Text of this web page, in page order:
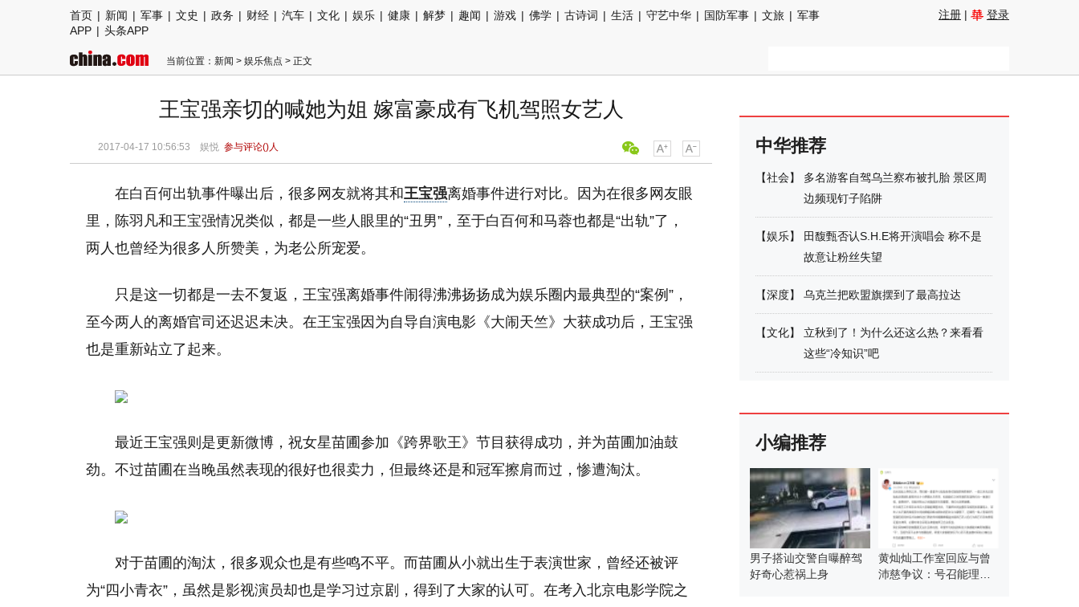
首页 | 新闻 | 军事 | 文史 | 政务 | 财经 | 汽车 | 文化 | 娱乐 | 健康 | 解梦 | 趣闻 | 游戏 | 佛学 | 古诗词 | 生活 | 守艺中华 | 国防军事 | 文旅 | 军事
APP | 头条APP
注册 | 登录
当前位置： 新闻 > 娱乐焦点 > 正文
王宝强亲切的喊她为姐 嫁富豪成有飞机驾照女艺人
2017-04-17 10:56:53 娱悦 参与评论()人
在白百何出轨事件曝出后，很多网友就将其和王宝强离婚事件进行对比。因为在很多网友眼
里，陈羽凡和王宝强情况类似，都是一些人眼里的“丑男”，至于白百何和马蓉也都是“出轨”了，
两人也曾经为很多人所赞美，为老公所宠爱。
只是这一切都是一去不复返，王宝强离婚事件闹得沸沸扬扬成为娱乐圈内最典型的“案例”，
至今两人的离婚官司还迟迟未决。在王宝强因为自导自演电影《大闹天竺》大获成功后，王宝强
也是重新站立了起来。
最近王宝强则是更新微博，祝女星苗圃参加《跨界歌王》节目获得成功，并为苗圃加油鼓
劲。不过苗圃在当晚虽然表现的很好也很卖力，但最终还是和冠军擦肩而过，惨遭淘汰。
对于苗圃的淘汰，很多观众也是有些鸣不平。而苗圃从小就出生于表演世家，曾经还被评
为“四小青衣”，虽然是影视演员却也是学习过京剧，得到了大家的认可。在考入北京电影学院之
中华推荐
【社会】
多名游客自驾乌兰察布被扎胎 景区周
边频现钉子陷阱
【娱乐】
田馥甄否认S.H.E将开演唱会 称不是
故意让粉丝失望
【深度】 乌克兰把欧盟旗摆到了最高拉达
【文化】
立秋到了！为什么还这么热？来看看
这些“冷知识”吧
小编推荐
男子搭讪交警自曝醉驾
好奇心惹祸上身
黄灿灿工作室回应与曾
沛慈争议：号召能理智